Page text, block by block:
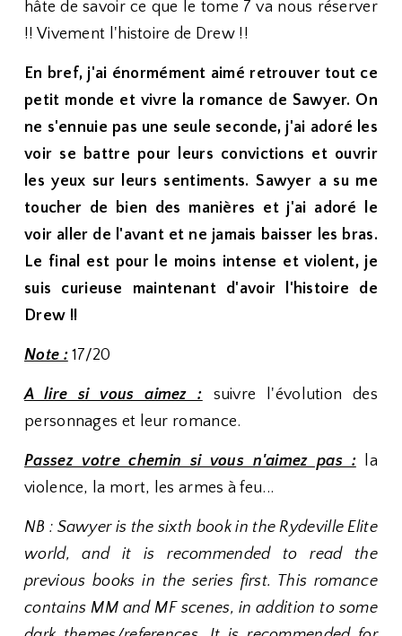
hâte de savoir ce que le tome 7 va nous réserver
!! Vivement l'histoire de Drew !!
En bref, j'ai énormément aimé retrouver tout ce
petit monde et vivre la romance de Sawyer. On
ne s'ennuie pas une seule seconde, j'ai adoré les
voir se battre pour leurs convictions et ouvrir
les yeux sur leurs sentiments. Sawyer a su me
toucher de bien des manières et j'ai adoré le
voir aller de l'avant et ne jamais baisser les bras.
Le final est pour le moins intense et violent, je
suis curieuse maintenant d'avoir l'histoire de
Drew !!
Note :17/20
A lire si vous aimez : suivre l'évolution des
personnages et leur romance.
Passez votre chemin si vous n'aimez pas :la
violence, la mort, les armes à feu...
NB : Sawyer is the sixth book in the Rydeville Elite
world, and it is recommended to read the
previous books in the series first. This romance
contains MM and MF scenes, in addition to some